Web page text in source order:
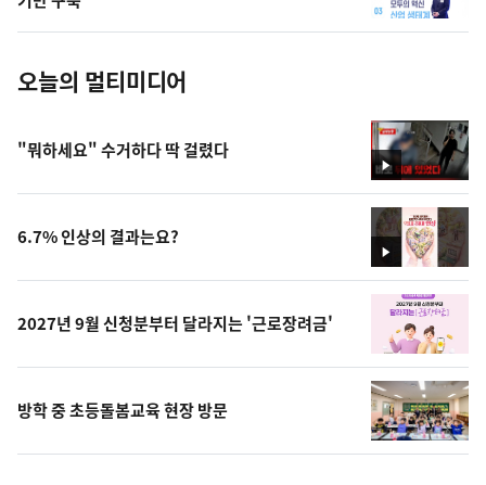
진
오늘의 멀티미디어
영
상
"뭐하세요" 수거하다 딱 걸렸다
영
상
6.7% 인상의 결과는요?
2027년 9월 신청분부터 달라지는 '근로장려금'
방학 중 초등돌봄교육 현장 방문